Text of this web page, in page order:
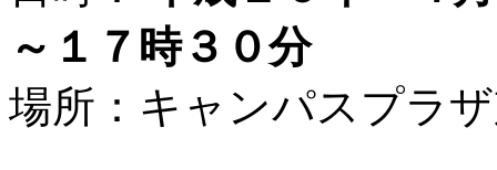
～１７時３０分
場所：キャンパスプラ